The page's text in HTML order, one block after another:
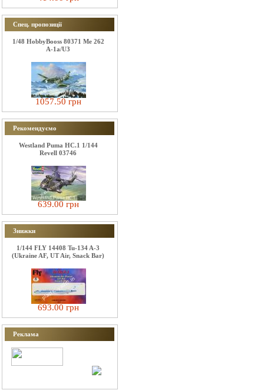
Спец. пропозиції
1/48 HobbyBooss 80371 Me 262
A-1a/U3
1057.50 грн
Рекомендуємо
Westland Puma HC.1 1/144
Revell 03746
639.00 грн
Знижки
1/144 FLY 14408 Tu-134 A-3
(Ukraine AF, UT Air, Snack Bar)
693.00 грн
Реклама